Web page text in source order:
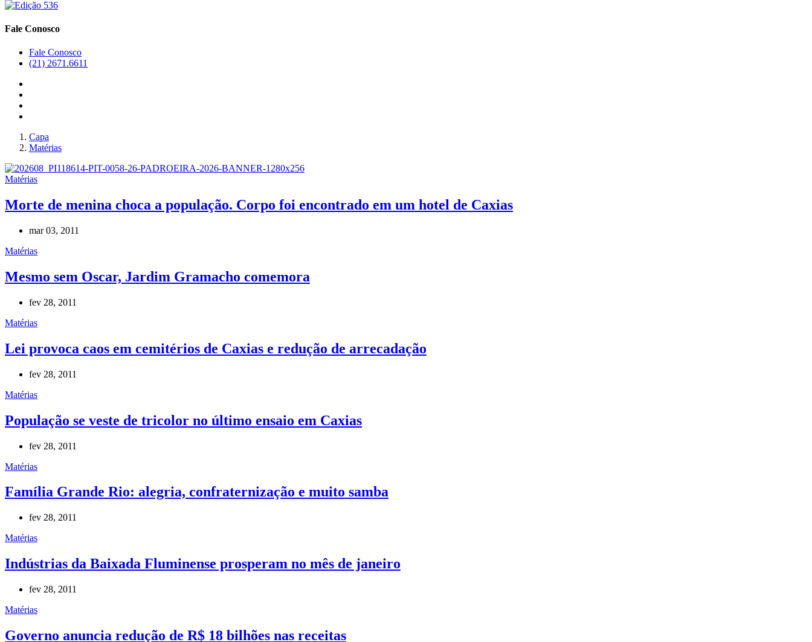
Fale Conosco
Fale Conosco
(21) 2671.6611
Capa
Matérias
Matérias
Morte de menina choca a população. Corpo foi encontrado em um hotel de Caxias
mar 03, 2011
Matérias
Mesmo sem Oscar, Jardim Gramacho comemora
fev 28, 2011
Matérias
Lei provoca caos em cemitérios de Caxias e redução de arrecadação
fev 28, 2011
Matérias
População se veste de tricolor no último ensaio em Caxias
fev 28, 2011
Matérias
Família Grande Rio: alegria, confraternização e muito samba
fev 28, 2011
Matérias
Indústrias da Baixada Fluminense prosperam no mês de janeiro
fev 28, 2011
Matérias
Governo anuncia redução de R$ 18 bilhões nas receitas